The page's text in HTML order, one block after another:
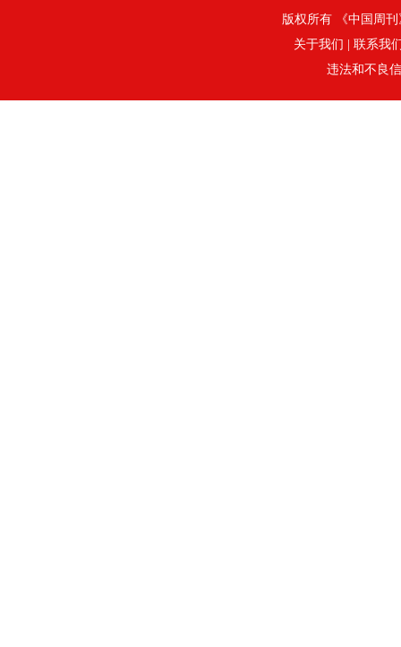
版权所有 《中国周刊
关于我们
联系我
违法和不良